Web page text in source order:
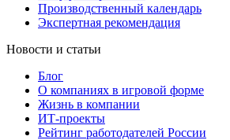
Производственный календарь
Экспертная рекомендация
Новости и статьи
Блог
О компаниях в игровой форме
Жизнь в компании
ИТ-проекты
Рейтинг работодателей России